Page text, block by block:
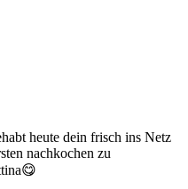
heute dein frisch ins Netz
nachkochen zu